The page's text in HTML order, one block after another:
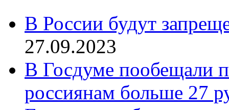
В России будут
27.09.2023
В Госдуме пообещали
россиянам больше 27